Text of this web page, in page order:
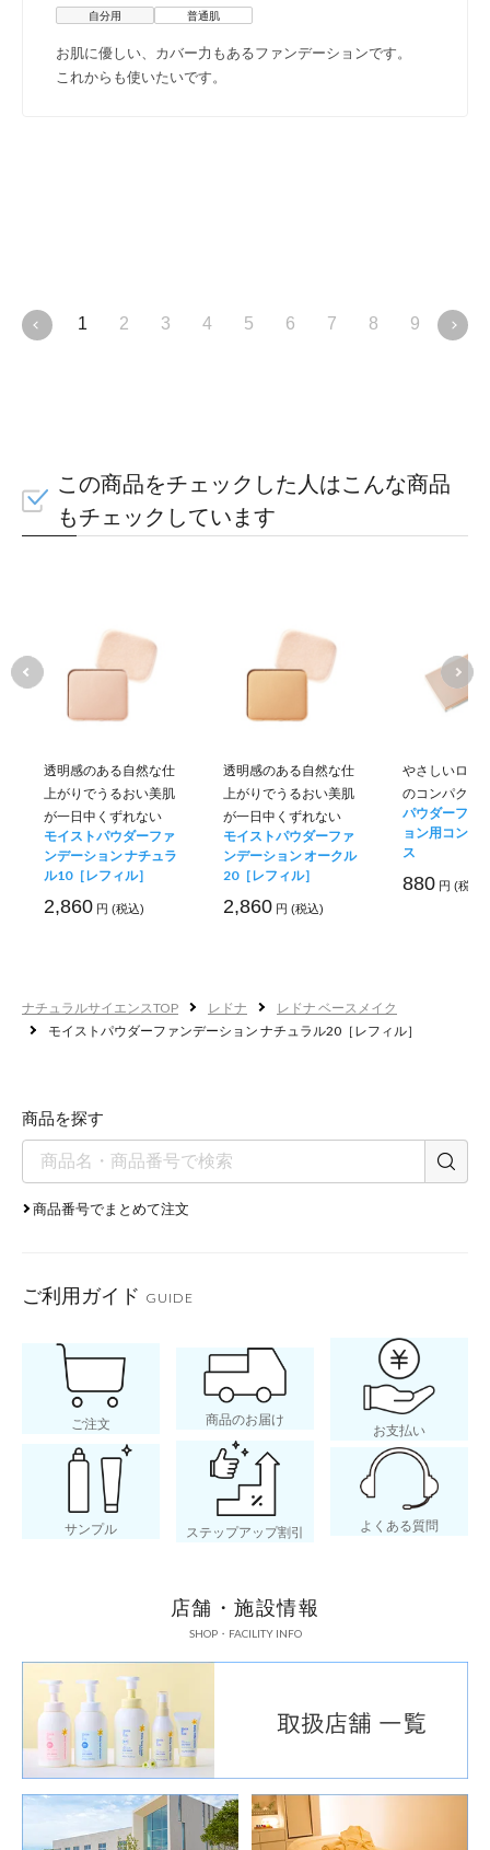
ご使用方法
色味の目安
自分用 普通肌
お肌に優しい、カバー力もあるファンデーションです。
これからも使いたいです。
1 2 3 4 5 6 7 8 9 10
この商品をチェックした人はこんな商品
もチェックしています
透明感のある自然な仕
上がりでうるおい美肌
が一日中くずれない
モイストパウダーファ
ンデーション ナチュラ
ル10［レフィル］
2,860 円 (税込)
透明感のある自然な仕
上がりでうるおい美肌
が一日中くずれない
モイストパウダーファ
ンデーション オークル
20［レフィル］
2,860 円 (税込)
やさしいロー
のコンパクト
パウダーファ
ョン用コンパ
ス
880 円 (税込)
ナチュラルサイエンスTOP レドナ
レドナ ベースメイク
モイストパウダーファンデーション ナチュラル20［レフィル］
商品を探す
商品番号でまとめて注文
ご利用ガイド GUIDE
ご注文 商品のお届け
お支払い
サンプル ステップアップ割引 よくある質問
店舗・施設情報
SHOP・FACILITY INFO